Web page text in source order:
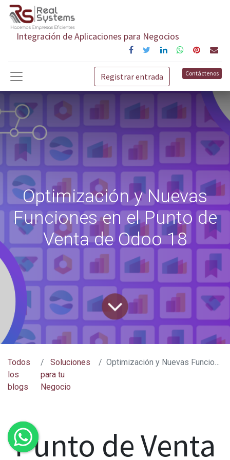
Integración de Aplicaciones para Negocios
Registrar entrada Contáctenos
Optimización y Nuevas
Funciones en el Punto de
Venta de Odoo 18
Todos
los
blogs
Soluciones
para tu
Negocio
Optimización y Nuevas Funciones en el Punto de Venta de Odoo 18
Punto de Venta